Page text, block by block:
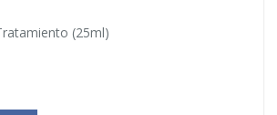
(25ml)